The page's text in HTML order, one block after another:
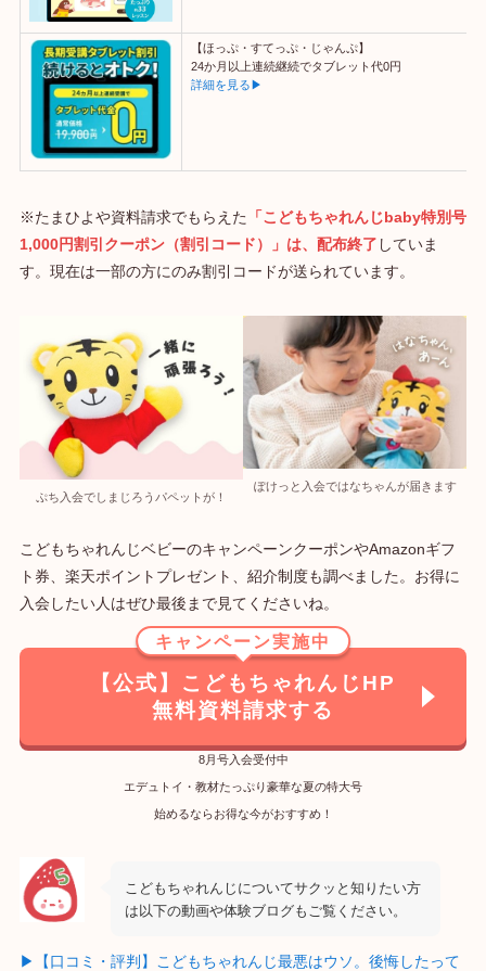
【ほっぷ・すてっぷ・じゃんぷ】
24か月以上連続継続でタブレット代0円
詳細を見る▶
※たまひよや資料請求でもらえた
「こどもちゃれんじbaby特別号
1,000円割引クーポン（割引コード）」は、配布終了 していま
す。現在は一部の方にのみ割引コードが送られています。
ぷち入会でしまじろうパペットが！
ぽけっと入会ではなちゃんが届きます
こどもちゃれんじベビーのキャンペーンクーポンやAmazonギフ
ト券、楽天ポイントプレゼント、紹介制度も調べました。お得に
入会したい人はぜひ最後まで見てくださいね。
キャンペーン実施中
【公式】こどもちゃれんじHP
無料資料請求する
8月号入会受付中
エデュトイ・教材たっぷり豪華な夏の特大号
始めるならお得な今がおすすめ！
こどもちゃれんじについてサクッと知りたい方
は以下の動画や体験ブログもご覧ください。
▶【口コミ・評判】こどもちゃれんじ最悪はウソ。後悔したって